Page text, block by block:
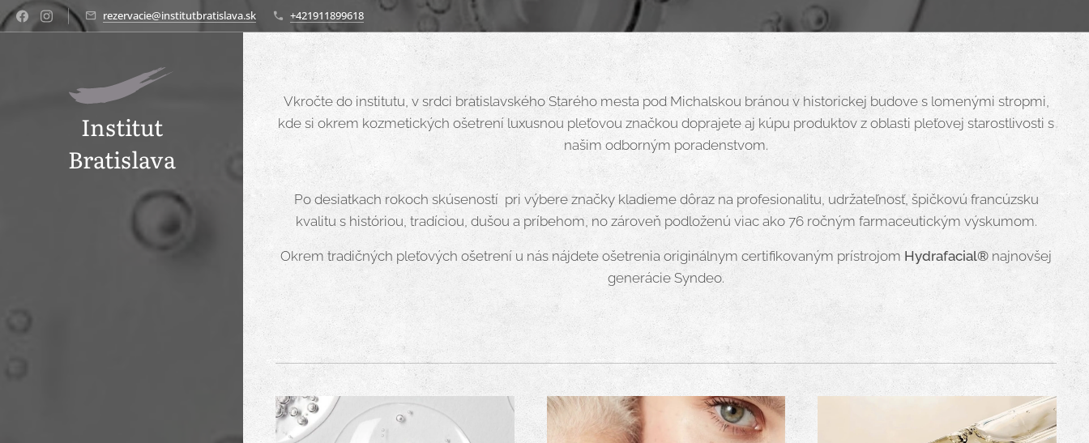
rezervacie@institutbratislava.sk +421911899618
Institut
Bratislava
Vkročte do institutu, v srdci bratislavského Starého mesta pod Michalskou bránou v historickej budove s lomenými stropmi,
kde si okrem kozmetických ošetrení luxusnou pleťovou značkou doprajete aj kúpu produktov z oblasti pleťovej starostlivosti s
našim odborným poradenstvom.
Po desiatkach rokoch skúseností pri výbere značky kladieme dôraz na profesionalitu, udržateľnosť, špičkovú francúzsku
kvalitu s históriou, tradíciou, dušou a príbehom, no zároveň podloženú viac ako 76 ročným farmaceutickým výskumom.
Okrem tradičných pleťových ošetrení u nás nájdete ošetrenia originálnym certifikovaným prístrojom Hydrafacial® najnovšej
generácie Syndeo.